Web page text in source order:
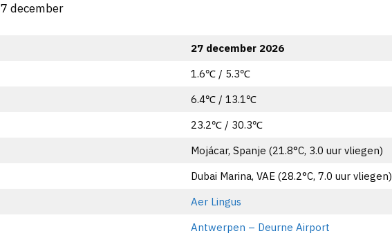
december
27 december 2026
1.6℃ / 5.3℃
6.4℃ / 13.1℃
23.2℃ / 30.3℃
Mojácar, Spanje (21.8°C, 3.0 uur vliegen)
Dubai Marina, VAE (28.2°C, 7.0 uur vliegen)
Aer Lingus
Antwerpen – Deurne Airport